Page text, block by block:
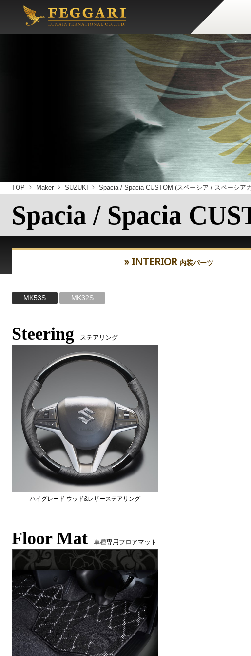
TOP Maker SUZUKI Spacia / Spacia CUSTOM (スペーシア / スペーシア
Spacia / Spacia
» INTERIOR 内装パーツ
MK53S MK32S
Steering ステアリング
ハイグレード ウッド&レザーステアリング
Floor Mat 車種専用フロアマット